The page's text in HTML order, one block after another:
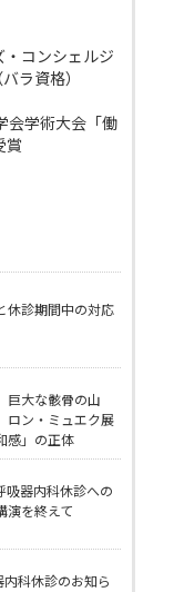
・コンシェルジ
ラ資格）
会学術大会「働
賞
休診期間中の対応
巨大な骸骨の山
ロン・ミュエク展
感」の正体
吸器内科休診への
演を終えて
科休診のお知ら